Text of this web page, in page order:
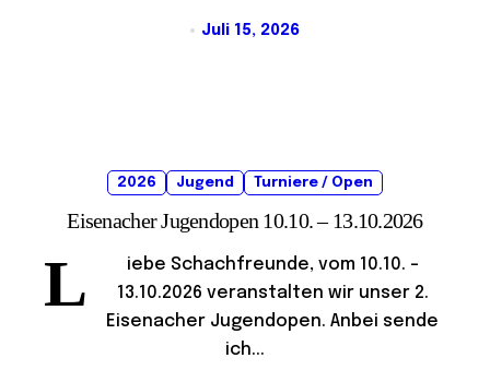
Juli 15, 2026
2026 Jugend Turniere / Open
Eisenacher Jugendopen 10.10. – 13.10.2026
L
iebe Schachfreunde, vom 10.10. –
13.10.2026 veranstalten wir unser 2.
Eisenacher Jugendopen. Anbei sende
ich...